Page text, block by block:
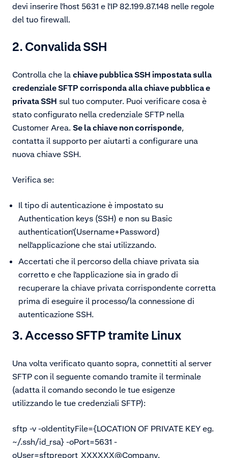
devi inserire l'host 5631 e l'IP 82.199.87.148 nelle regole
del tuo firewall.
2. Convalida SSH
Controlla che la chiave pubblica SSH impostata sulla
credenziale SFTP corrisponda alla chiave pubblica e
privata SSH sul tuo computer. Puoi verificare cosa è
stato configurato nella credenziale SFTP nella
Customer Area. Se la chiave non corrisponde,
contatta il supporto per aiutarti a configurare una
nuova chiave SSH.
Verifica se:
Il tipo di autenticazione è impostato su
Authentication keys (SSH) e non su Basic
authentication'(Username+Password)
nell'applicazione che stai utilizzando.
Accertati che il percorso della chiave privata sia
corretto e che l'applicazione sia in grado di
recuperare la chiave privata corrispondente corretta
prima di eseguire il processo/la connessione di
autenticazione SSH.
3. Accesso SFTP tramite Linux
Una volta verificato quanto sopra, connettiti al server
SFTP con il seguente comando tramite il terminale
(adatta il comando secondo le tue esigenze
utilizzando le tue credenziali SFTP):
sftp -v -oIdentityFile={LOCATION OF PRIVATE KEY eg.
~/.ssh/id_rsa} -oPort=5631 -
oUser=sftpreport_XXXXXX@Company.